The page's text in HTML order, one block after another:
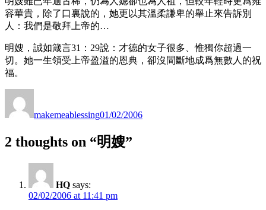
容華貴，除了口裏說的，她更以其溫柔謙卑的舉止來告訴別
人：我們是敬拜上帝的…
明嫂，誠如箴言31：29說：才德的女子很多、惟獨你超過一
切。她一生領受上帝盈溢的恩典，卻沒間斷地成爲無數人的祝
福。
makemeablessing01/02/2006
2 thoughts on “明嫂”
HQ says:
02/02/2006 at 11:41 pm